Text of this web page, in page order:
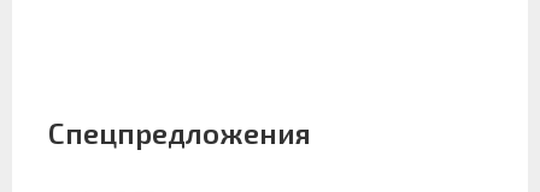
Спецпредложения